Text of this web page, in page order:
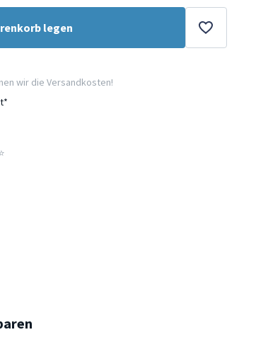
legen
wir die Versandkosten!